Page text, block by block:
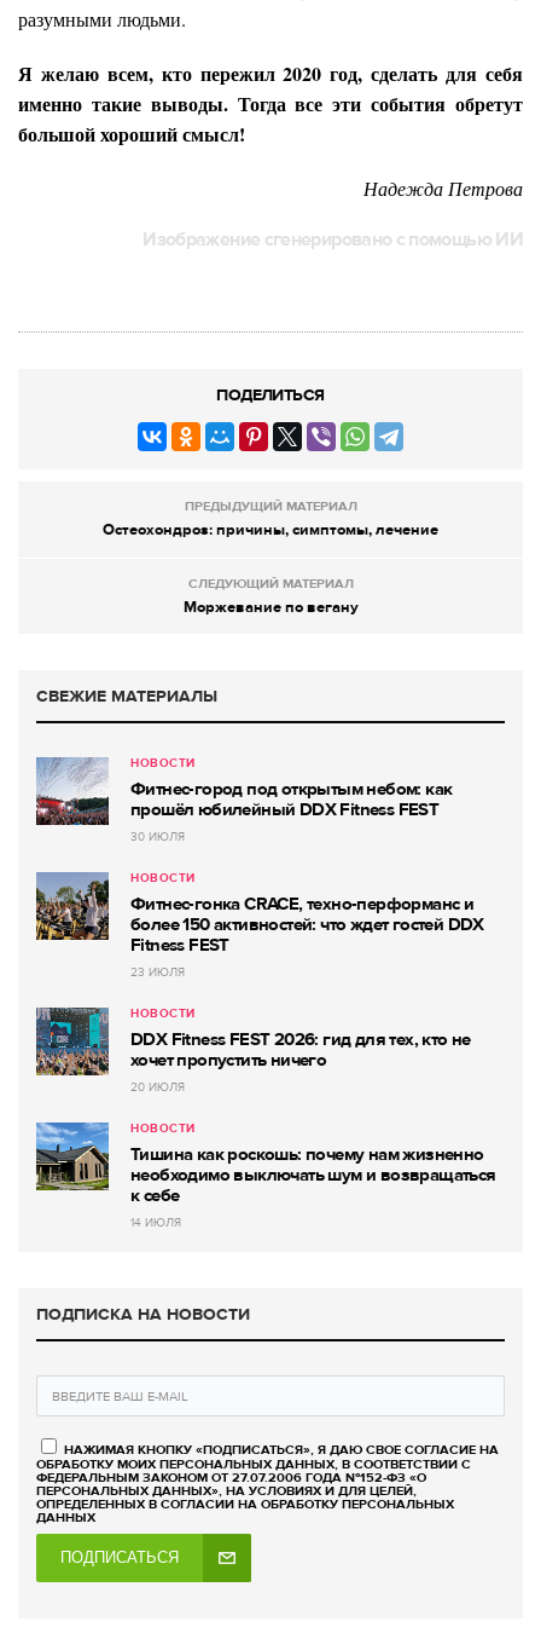
разумными людьми.
Я желаю всем, кто пережил 2020 год, сделать для себя
именно такие выводы. Тогда все эти события обретут
большой хороший смысл!
Надежда Петрова
Изображение сгенерировано с помощью ИИ
ПОДЕЛИТЬСЯ
ПРЕДЫДУЩИЙ МАТЕРИАЛ
Остеохондроз: причины, симптомы, лечение
СЛЕДУЮЩИЙ МАТЕРИАЛ
Моржевание по вегану
СВЕЖИЕ МАТЕРИАЛЫ
НОВОСТИ
Фитнес-город под открытым небом: как
прошёл юбилейный DDX Fitness FEST
30 ИЮЛЯ
НОВОСТИ
Фитнес-гонка CRACE, техно-перформанс и
более 150 активностей: что ждет гостей DDX
Fitness FEST
23 ИЮЛЯ
НОВОСТИ
DDX Fitness FEST 2026: гид для тех, кто не
хочет пропустить ничего
20 ИЮЛЯ
НОВОСТИ
Тишина как роскошь: почему нам жизненно
необходимо выключать шум и возвращаться
к себе
14 ИЮЛЯ
ПОДПИСКА НА НОВОСТИ
НАЖИМАЯ КНОПКУ «ПОДПИСАТЬСЯ», Я ДАЮ СВОЕ СОГЛАСИЕ НА
ОБРАБОТКУ МОИХ ПЕРСОНАЛЬНЫХ ДАННЫХ, В СООТВЕТСТВИИ С
ФЕДЕРАЛЬНЫМ ЗАКОНОМ ОТ 27.07.2006 ГОДА №152-ФЗ «О
ПЕРСОНАЛЬНЫХ ДАННЫХ», НА УСЛОВИЯХ И ДЛЯ ЦЕЛЕЙ,
ОПРЕДЕЛЕННЫХ В СОГЛАСИИ НА ОБРАБОТКУ ПЕРСОНАЛЬНЫХ
ДАННЫХ
ПОДПИСАТЬСЯ